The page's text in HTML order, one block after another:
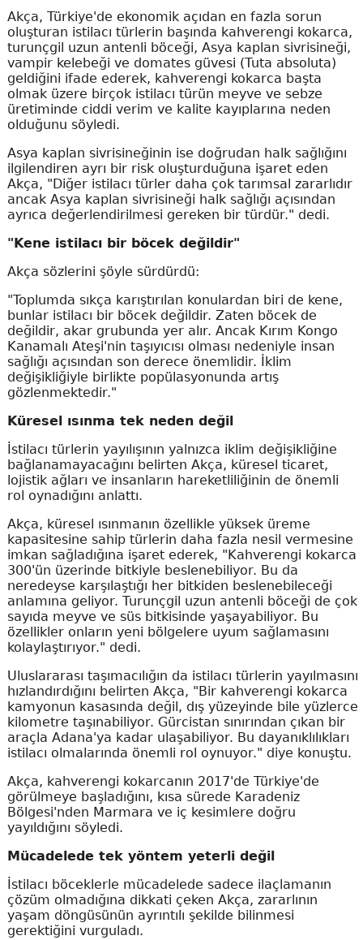
Akça, Türkiye'de ekonomik açıdan en fazla sorun
oluşturan istilacı türlerin başında kahverengi kokarca,
turunçgil uzun antenli böceği, Asya kaplan sivrisineği,
vampir kelebeği ve domates güvesi (Tuta absoluta)
geldiğini ifade ederek, kahverengi kokarca başta
olmak üzere birçok istilacı türün meyve ve sebze
üretiminde ciddi verim ve kalite kayıplarına neden
olduğunu söyledi.
Asya kaplan sivrisineğinin ise doğrudan halk sağlığını
ilgilendiren ayrı bir risk oluşturduğuna işaret eden
Akça, "Diğer istilacı türler daha çok tarımsal zararlıdır
ancak Asya kaplan sivrisineği halk sağlığı açısından
ayrıca değerlendirilmesi gereken bir türdür." dedi.
"Kene istilacı bir böcek değildir"
Akça sözlerini şöyle sürdürdü:
"Toplumda sıkça karıştırılan konulardan biri de kene,
bunlar istilacı bir böcek değildir. Zaten böcek de
değildir, akar grubunda yer alır. Ancak Kırım Kongo
Kanamalı Ateşi'nin taşıyıcısı olması nedeniyle insan
sağlığı açısından son derece önemlidir. İklim
değişikliğiyle birlikte popülasyonunda artış
gözlenmektedir."
Küresel ısınma tek neden değil
İstilacı türlerin yayılışının yalnızca iklim değişikliğine
bağlanamayacağını belirten Akça, küresel ticaret,
lojistik ağları ve insanların hareketliliğinin de önemli
rol oynadığını anlattı.
Akça, küresel ısınmanın özellikle yüksek üreme
kapasitesine sahip türlerin daha fazla nesil vermesine
imkan sağladığına işaret ederek, "Kahverengi kokarca
300'ün üzerinde bitkiyle beslenebiliyor. Bu da
neredeyse karşılaştığı her bitkiden beslenebileceği
anlamına geliyor. Turunçgil uzun antenli böceği de çok
sayıda meyve ve süs bitkisinde yaşayabiliyor. Bu
özellikler onların yeni bölgelere uyum sağlamasını
kolaylaştırıyor." dedi.
Uluslararası taşımacılığın da istilacı türlerin yayılmasını
hızlandırdığını belirten Akça, "Bir kahverengi kokarca
kamyonun kasasında değil, dış yüzeyinde bile yüzlerce
kilometre taşınabiliyor. Gürcistan sınırından çıkan bir
araçla Adana'ya kadar ulaşabiliyor. Bu dayanıklılıkları
istilacı olmalarında önemli rol oynuyor." diye konuştu.
Akça, kahverengi kokarcanın 2017'de Türkiye'de
görülmeye başladığını, kısa sürede Karadeniz
Bölgesi'nden Marmara ve iç kesimlere doğru
yayıldığını söyledi.
Mücadelede tek yöntem yeterli değil
İstilacı böceklerle mücadelede sadece ilaçlamanın
çözüm olmadığına dikkati çeken Akça, zararlının
yaşam döngüsünün ayrıntılı şekilde bilinmesi
gerektiğini vurguladı.